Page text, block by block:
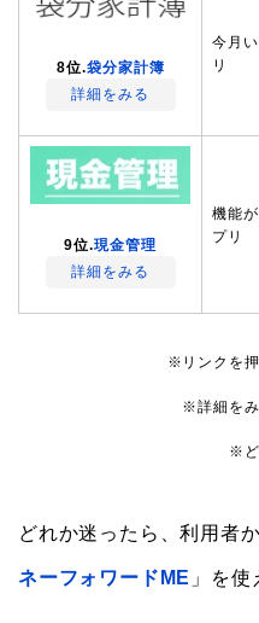
8位.袋分家計簿
詳細をみる
今月
リ
9位.現金管理
詳細をみる
機能
プリ
※リンクを
※詳細をみ
※ど
どれか迷ったら、利用者
ネーフォワードME 」を使